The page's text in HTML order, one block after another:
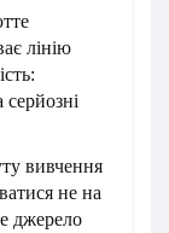
лінію
вивчення
не на
джерело